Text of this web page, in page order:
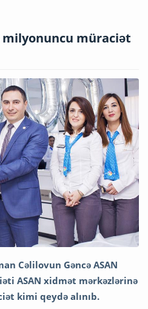
milyonuncu müraciət
Cəlilovun Gəncə ASAN
ASAN xidmət mərkəzlərinə
kimi qeydə alınıb.